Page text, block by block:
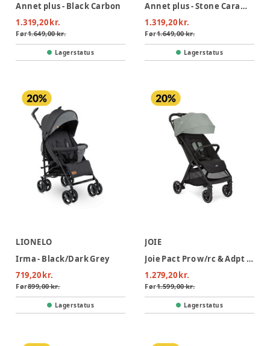
Annet plus - Black Carbon
1.319,20 kr.
Før1.649,00 kr.
Lagerstatus
Annet plus - Stone Caramel
1.319,20 kr.
Før1.649,00 kr.
Lagerstatus
LIONELO
Irma - Black/Dark Grey
719,20 kr.
Før899,00 kr.
Lagerstatus
JOIE
Joie Pact Pro w/rc & Adpt Klapvogn - Abyss
1.279,20 kr.
Før1.599,00 kr.
Lagerstatus